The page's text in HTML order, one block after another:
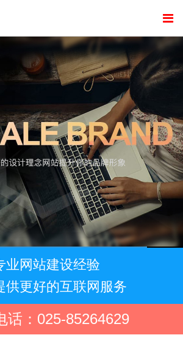
业网站建设经验
供更好的互联网服务
话：025-85264629